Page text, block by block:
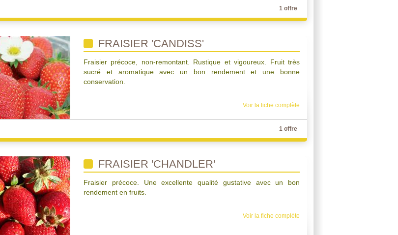
1 offre
FRAISIER 'CANDISS'
Fraisier précoce, non-remontant. Rustique et vigoureux. Fruit très
sucré et aromatique avec un bon rendement et une bonne
conservation.
Voir la fiche complète
1 offre
FRAISIER 'CHANDLER'
Fraisier précoce. Une excellente qualité gustative avec un bon
rendement en fruits.
Voir la fiche complète